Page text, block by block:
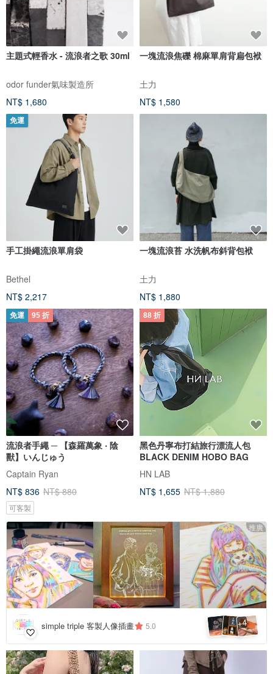
主題式輕香水 - 流浪者之歌 30ml
odor funder氣味製造所
NT$ 1,680
一塊流浪焦礫 棉麻單肩背扁包袱
土力
NT$ 1,580
免運
手工掛繩流浪單肩袋
Bethel
NT$ 2,217
一塊流浪苔 水洗帆布斜背包袱
土力
NT$ 1,880
免運 95 折
流浪者手繩 ─ 【森羅萬象 ‧ 陰
獸】いんじゅう
Captain Ryan
NT$ 836 NT$ 880
可客製
88 折
黑色丹寧布打結旅行漂流人包
BLACK DENIM HOBO BAG
HN LAB
NT$ 1,655 NT$ 1,880
推廣
simple triple 客製人像插畫 5.0 +4